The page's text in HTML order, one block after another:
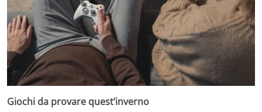
Giochi da provare quest’inverno